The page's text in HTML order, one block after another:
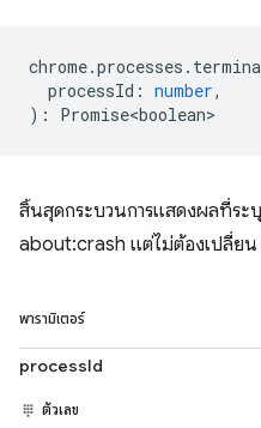
chrome.processes .
processId : number,
) : Promise<boolean>
สิ้นสุดกระบวนการแสดงผลที่ระ
about:crash แต่ไม่ต้องเปลี่ย
พารามิเตอร์
processId
ตัวเลข